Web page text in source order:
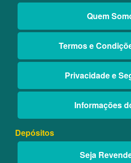
Quem
Termos e
Privacidade e
Informações
Depósitos
Seja